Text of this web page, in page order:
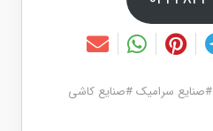
#صنایع سرامیک#صنایع کاشی